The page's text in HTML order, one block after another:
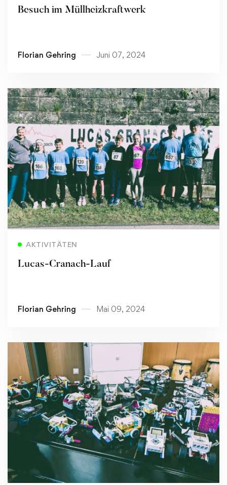
Besuch im Müllheizkraftwerk
Florian Gehring Juni 07, 2024
AKTIVITÄTEN
Lucas-Cranach-Lauf
Florian Gehring Mai 09, 2024